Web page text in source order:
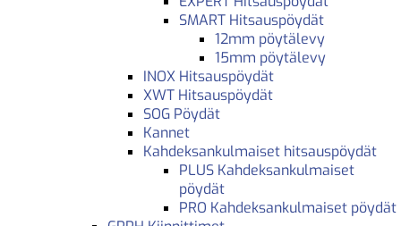
SMART Hitsauspöydät
12mm pöytälevy
15mm pöytälevy
INOX Hitsauspöydät
XWT Hitsauspöydät
SOG Pöydät
Kannet
Kahdeksankulmaiset hitsauspöydät
PLUS Kahdeksankulmaiset
pöydät
PRO Kahdeksankulmaiset pöydät